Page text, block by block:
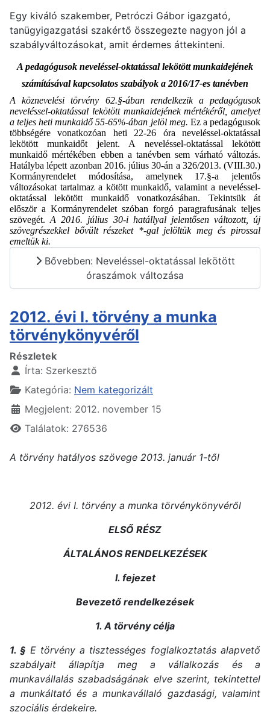
Egy kiváló szakember, Petróczi Gábor igazgató,
tanügyigazgatási szakértő összegezte nagyon jól a
szabályváltozásokat, amit érdemes áttekinteni.
A pedagógusok neveléssel-oktatással lekötött munkaidejének
számításával kapcsolatos szabályok a 2016/17-es tanévben
A köznevelési törvény 62.§-ában rendelkezik a pedagógusok
neveléssel-oktatással lekötött munkaidejének mértékéről, amelyet
a teljes heti munkaidő 55-65%-ában jelöl meg. Ez a pedagógusok
többségére vonatkozóan heti 22-26 óra neveléssel-oktatással
lekötött munkaidőt jelent. A neveléssel-oktatással lekötött
munkaidő mértékében ebben a tanévben sem várható változás.
Hatályba lépett azonban 2016. július 30-án a 326/2013. (VIII.30.)
Kormányrendelet módosítása, amelynek 17.§-a jelentős
változásokat tartalmaz a kötött munkaidő, valamint a neveléssel-
oktatással lekötött munkaidő vonatkozásában. Tekintsük át
először a Kormányrendelet szóban forgó paragrafusának teljes
szövegét.A 2016. július 30-i hatállyal jelentősen változott, új
szövegrészekkel bővült részeket *-gal jelöltük meg és pirossal
emeltük ki.
Bővebben: Neveléssel-oktatással lekötött
óraszámok változása
2012. évi I. törvény a munka
törvénykönyvéről
Részletek
Írta: Szerkesztő
Kategória: Nem kategorizált
Megjelent: 2012. november 15
Találatok: 276536
A törvény hatályos szövege 2013. január 1-től
2012. évi I. törvény a munka törvénykönyvéről
ELSŐ RÉSZ
ÁLTALÁNOS RENDELKEZÉSEK
I. fejezet
Bevezető rendelkezések
1. A törvény célja
1. § E törvény a tisztességes foglalkoztatás alapvető
szabályait állapítja meg a vállalkozás és a
munkavállalás szabadságának elve szerint, tekintettel
a munkáltató és a munkavállaló gazdasági, valamint
szociális érdekeire.